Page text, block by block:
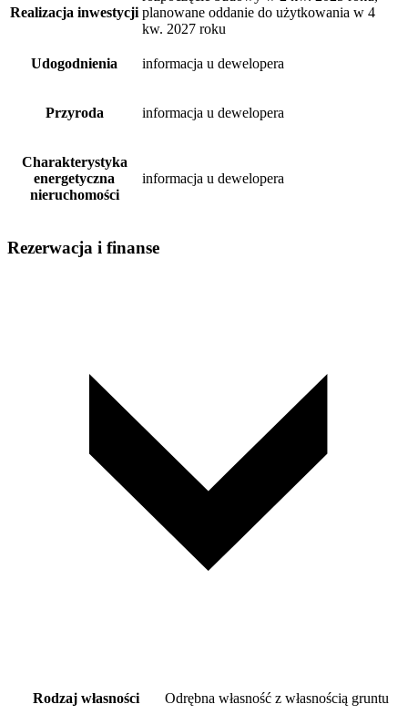
Realizacja inwestycji planowane oddanie do użytkowania w 4
kw. 2027 roku
Udogodnienia informacja u dewelopera
Przyroda informacja u dewelopera
Charakterystyka
energetyczna
nieruchomości
informacja u dewelopera
Rezerwacja i finanse
Rodzaj własności Odrębna własność z własnością gruntu